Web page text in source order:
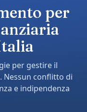
per
per gestire il
Nessun conflitto di
e indipendenza